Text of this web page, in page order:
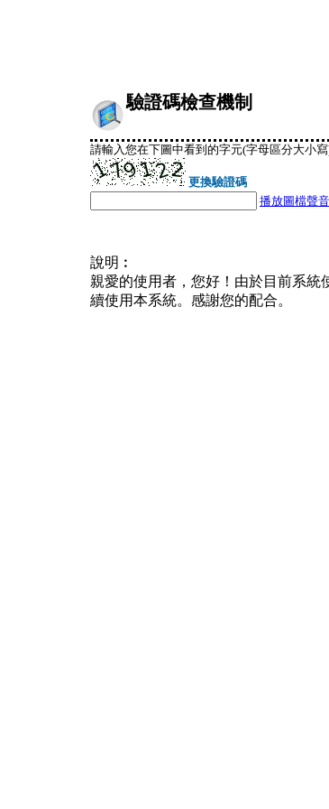
驗證碼檢查機制
請輸入您在下圖中看到的字元(字母區分大小
更換驗證碼
播放圖檔聲音
說明︰
親愛的使用者，您好！由於目前系
續使用本系統。感謝您的配合。